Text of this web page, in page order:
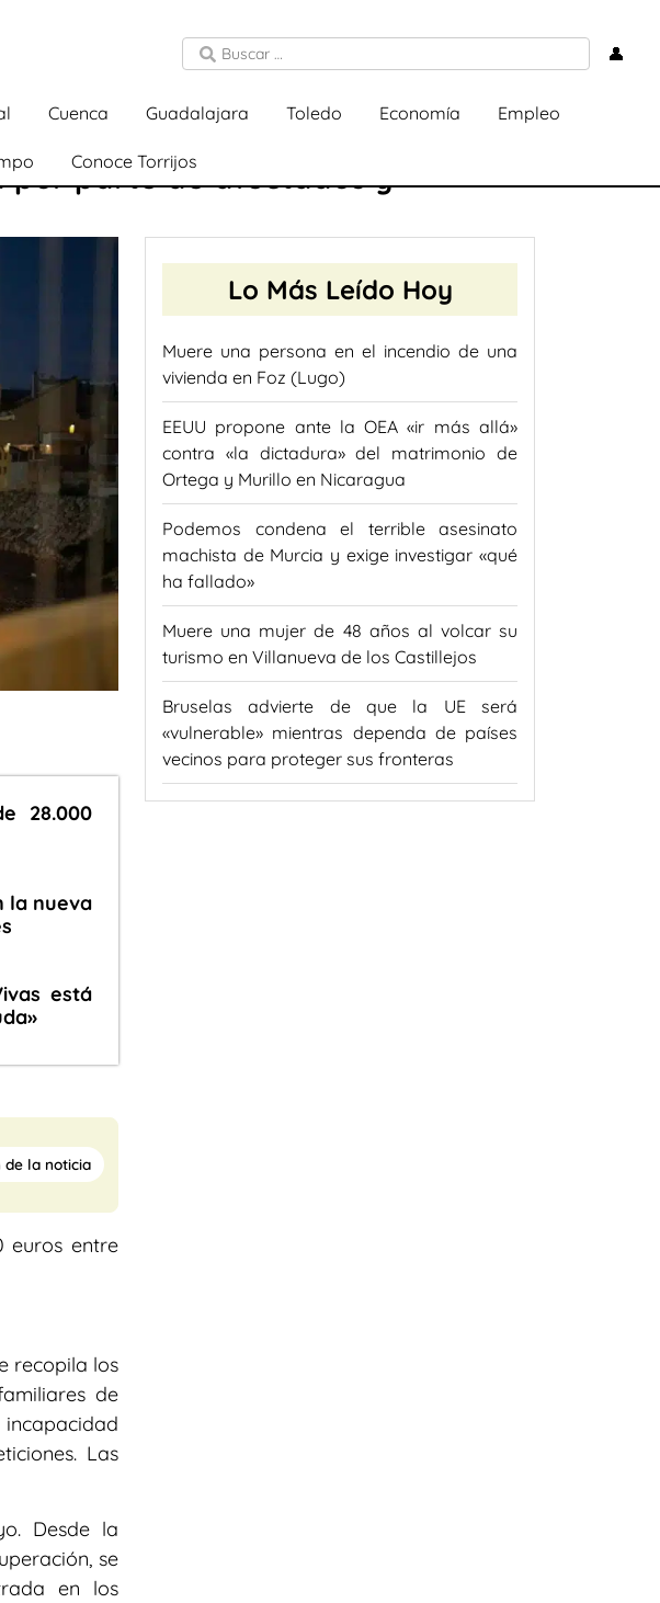
👤
Cuenca Guadalajara Toledo Economía Empleo
Conoce Torrijos
por parte de afectados y
28.000
la nueva
está
de la noticia
euros entre
recopila los
de
Las
Desde la
se
en los
Lo Más Leído Hoy
Muere una persona en el incendio de una
vivienda en Foz (Lugo)
EEUU propone ante la OEA «ir más allá»
contra «la dictadura» del matrimonio de
Ortega y Murillo en Nicaragua
Podemos condena el terrible asesinato
machista de Murcia y exige investigar «qué
ha fallado»
Muere una mujer de 48 años al volcar su
turismo en Villanueva de los Castillejos
Bruselas advierte de que la UE será
«vulnerable» mientras dependa de países
vecinos para proteger sus fronteras